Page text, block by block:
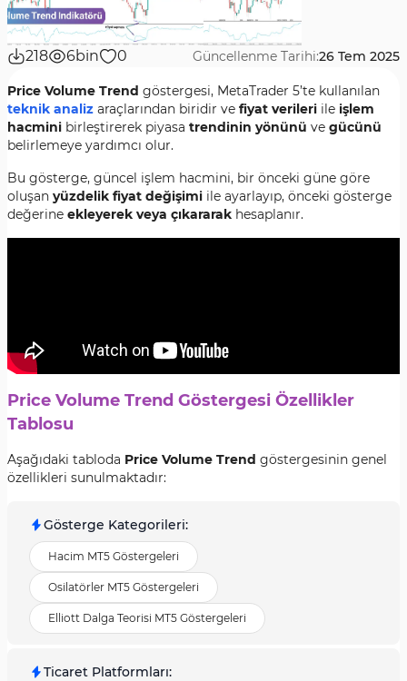
218 6bin 0 Güncellenme Tarihi:26 Tem 2025
Price Volume Trend göstergesi, MetaTrader 5’te kullanılan
teknik analiz araçlarından biridir ve fiyat verileri ile işlem
hacmini birleştirerek piyasa trendinin yönünü ve gücünü
belirlemeye yardımcı olur.
Bu gösterge, güncel işlem hacmini, bir önceki güne göre
oluşan yüzdelik fiyat değişimi ile ayarlayıp, önceki gösterge
değerine ekleyerek veya çıkararak hesaplanır.
Price Volume Trend Göstergesi Özellikler
Tablosu
Aşağıdaki tabloda Price Volume Trend göstergesinin genel
özellikleri sunulmaktadır:
Gösterge Kategorileri:
Hacim MT5 Göstergeleri
Osilatörler MT5 Göstergeleri
Elliott Dalga Teorisi MT5 Göstergeleri
Ticaret Platformları: